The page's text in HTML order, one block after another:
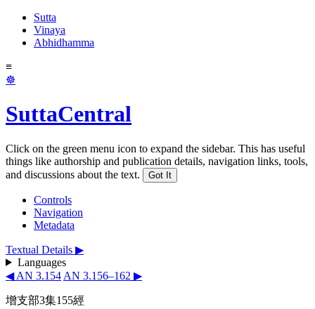
Sutta
Vinaya
Abhidhamma
≡
☸
SuttaCentral
Click on the green menu icon to expand the sidebar. This has useful
things like authorship and publication details, navigation links, tools,
and discussions about the text.
Got It
Controls
Navigation
Metadata
Textual Details ▶
Languages
◀ AN 3.154 AN 3.156–162 ▶
增支部3集155經